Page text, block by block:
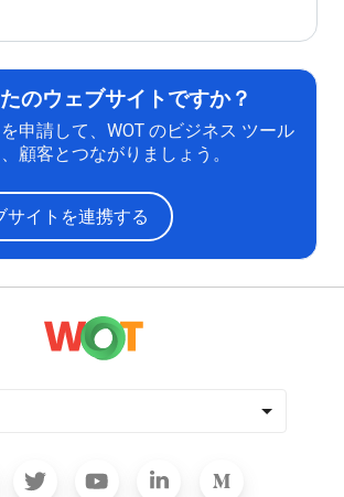
のウェブサイトですか？
申請して、WOT のビジネス ツール
顧客とつながりましょう。
サイトを連携する